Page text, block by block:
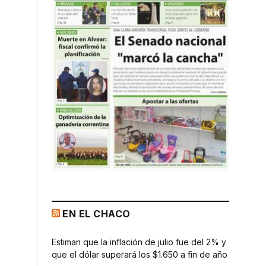
EN EL CHACO
Estiman que la inflación de julio fue del 2% y
que el dólar superará los $1.650 a fin de año